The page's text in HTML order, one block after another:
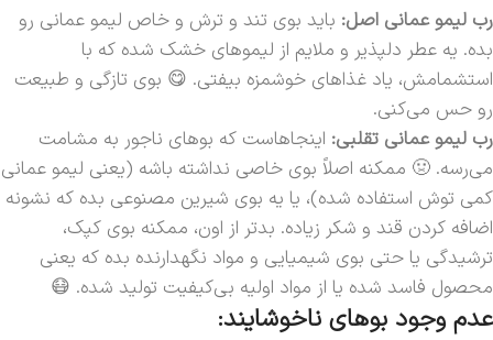
رب لیمو عمانی اصل: باید بوی تند و ترش و خاص لیمو عمانی رو
بده. یه عطر دلپذیر و ملایم از لیموهای خشک شده که با
استشمامش، یاد غذاهای خوشمزه بیفتی. 😋 بوی تازگی و طبیعت
رو حس می‌کنی.
رب لیمو عمانی تقلبی: اینجاهاست که بوهای ناجور به مشامت
می‌رسه. 🤢 ممکنه اصلاً بوی خاصی نداشته باشه (یعنی لیمو عمانی
کمی توش استفاده شده)، یا یه بوی شیرین مصنوعی بده که نشونه
اضافه کردن قند و شکر زیاده. بدتر از اون، ممکنه بوی کپک،
ترشیدگی یا حتی بوی شیمیایی و مواد نگهدارنده بده که یعنی
محصول فاسد شده یا از مواد اولیه بی‌کیفیت تولید شده. 😷
عدم وجود بوهای ناخوشایند: